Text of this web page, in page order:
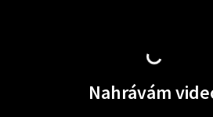
Nahrávám